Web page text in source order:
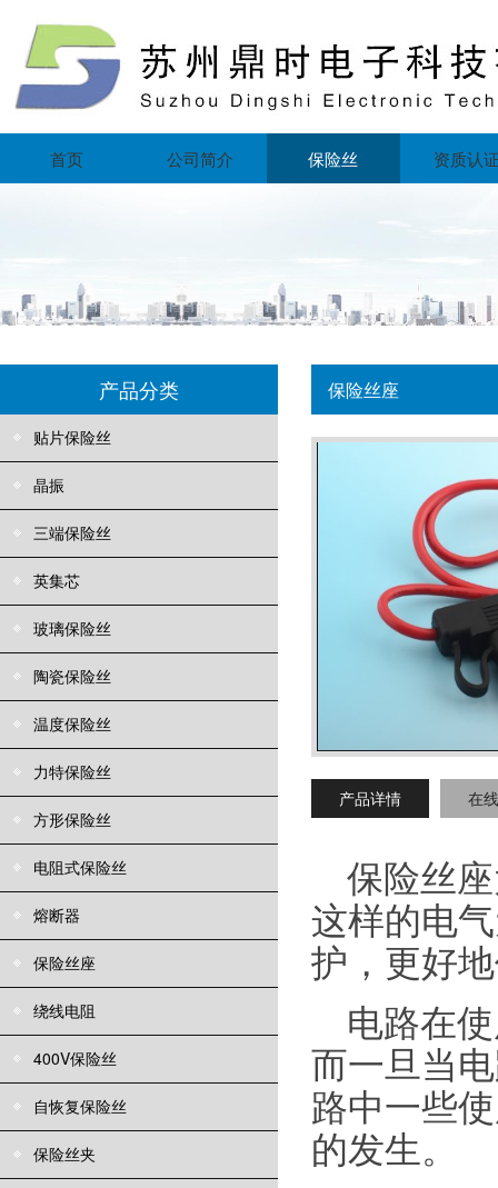
首页 公司简介 保险丝 资质认
产品分类
贴片保险丝
晶振
三端保险丝
英集芯
玻璃保险丝
陶瓷保险丝
温度保险丝
力特保险丝
方形保险丝
电阻式保险丝
熔断器
保险丝座
绕线电阻
400V保险丝
自恢复保险丝
保险丝夹
保险丝座
产品详情 在
保险丝座
这样的电
护，更好
电路在
而一旦当
路中一些
的发生。